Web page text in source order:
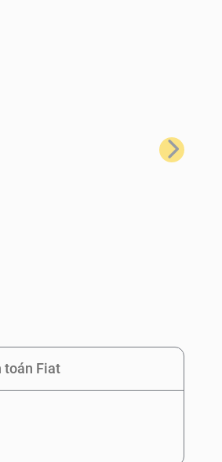
Tiếp theo
toán Fiat